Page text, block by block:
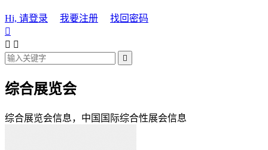
Hi, 请登录 我要注册
找回密码

 

综合展览会
综合展览会信息，中国国际综合性展会信息